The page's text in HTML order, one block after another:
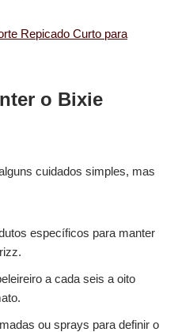
Repicado Curto para
o Bixie
cuidados simples, mas
específicos para manter
a cada seis a oito
ou sprays para definir o